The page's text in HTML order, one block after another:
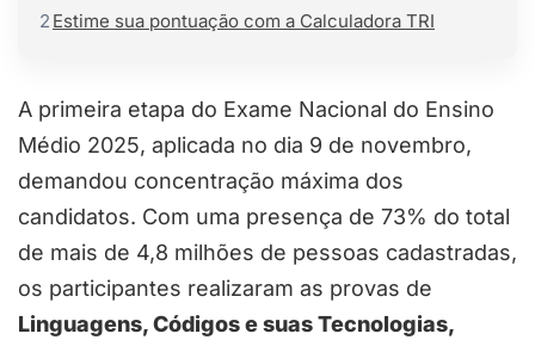
2 Estime sua pontuação com a Calculadora TRI
A primeira etapa do Exame Nacional do Ensino
Médio 2025, aplicada no dia 9 de novembro,
demandou concentração máxima dos
candidatos. Com uma presença de 73% do total
de mais de 4,8 milhões de pessoas cadastradas,
os participantes realizaram as provas de
Linguagens, Códigos e suas Tecnologias,